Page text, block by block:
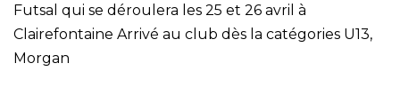
Futsal qui se déroulera les 25 et 26 avril à
Clairefontaine Arrivé au club dès la catégories U13,
Morgan